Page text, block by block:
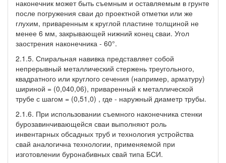
наконечник может быть съемным и оставляемым в грунте
после погружения сваи до проектной отметки или же
глухим, приваренным к круглой пластине толщиной не
менее 6 мм, закрывающей нижний конец сваи. Угол
заострения наконечника - 60°.
2.1.5. Спиральная навивка представляет собой
непрерывный металлический стержень треугольного,
квадратного или круглого сечения (например, арматуру)
шириной = (0,040,06), приваренный к металлической
трубе с шагом = (0,51,0) , где - наружный диаметр трубы.
2.1.6. При использовании съемного наконечника стенки
бурозавинчивающейся сваи выполняют роль
инвентарных обсадных труб и технология устройства
свай аналогична технологии, применяемой при
изготовлении буронабивных свай типа БСИ.